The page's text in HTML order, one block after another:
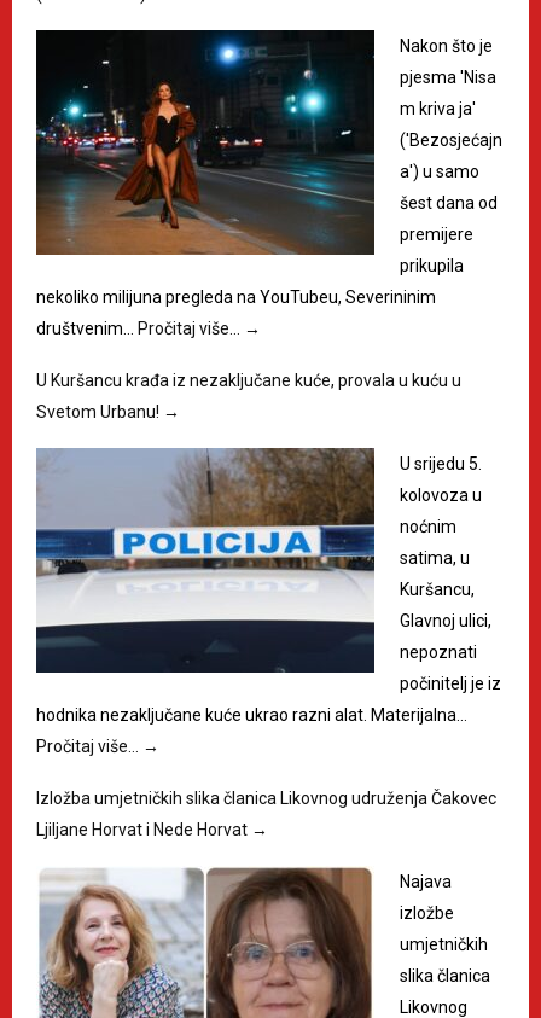
Nakon što je
pjesma 'Nisa
m kriva ja'
('Bezosjećajn
a') u samo
šest dana od
premijere
prikupila
nekoliko milijuna pregleda na YouTubeu, Severininim
društvenim…
Pročitaj više… →
U Kuršancu krađa iz nezaključane kuće, provala u kuću u
Svetom Urbanu! →
U srijedu 5.
kolovoza u
noćnim
satima, u
Kuršancu,
Glavnoj ulici,
nepoznati
počinitelj je iz
hodnika nezaključane kuće ukrao razni alat. Materijalna…
Pročitaj više…
→
Izložba umjetničkih slika članica Likovnog udruženja Čakovec
Ljiljane Horvat i Nede Horvat →
Najava
izložbe
umjetničkih
slika članica
Likovnog